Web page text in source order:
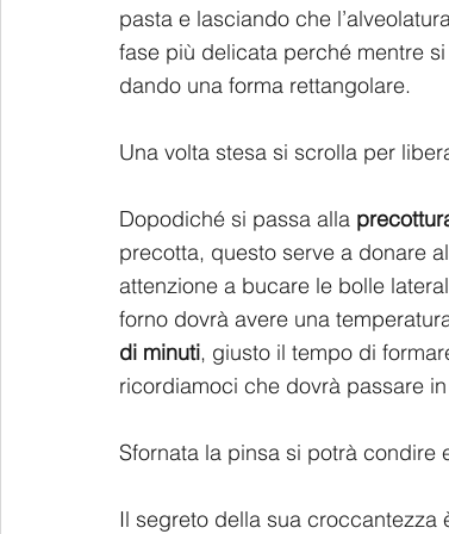
pasta e lasciando che
fase più delicata perché mentre
dando una forma rettangolare.
Una volta stesa si scrolla per
Dopodiché si passa alla
precotta, questo serve a donare
attenzione a bucare le bolle
forno dovrà avere una
di minuti, giusto il tempo di
ricordiamoci che dovrà passare
Sfornata la pinsa si potrà condire
Il segreto della sua croccantezza